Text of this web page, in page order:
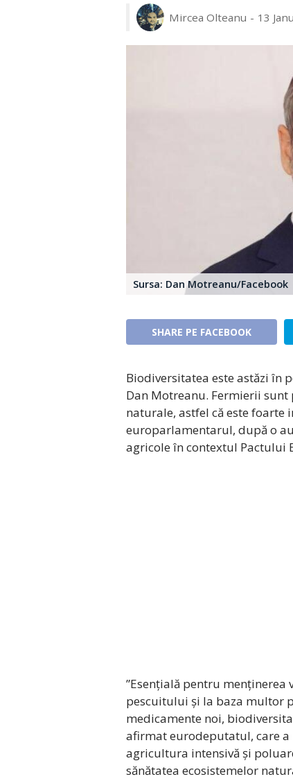
Mircea Olteanu 13
Sursa: Dan Motreanu/Facebook
SHARE PE FACEBOOK
Biodiversitatea este astăzi în
Dan Motreanu. Fermierii
naturale, astfel că este
europarlamentarul, după o
agricole în contextul Pactului
”Esențială pentru
pescuitului și la baza multor
medicamente noi,
afirmat eurodeputatul, care
agricultura intensivă și
sănătatea ecosistemelor